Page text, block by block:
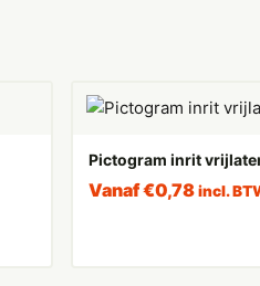
Pictogram inrit
Vanaf€0,78 incl.